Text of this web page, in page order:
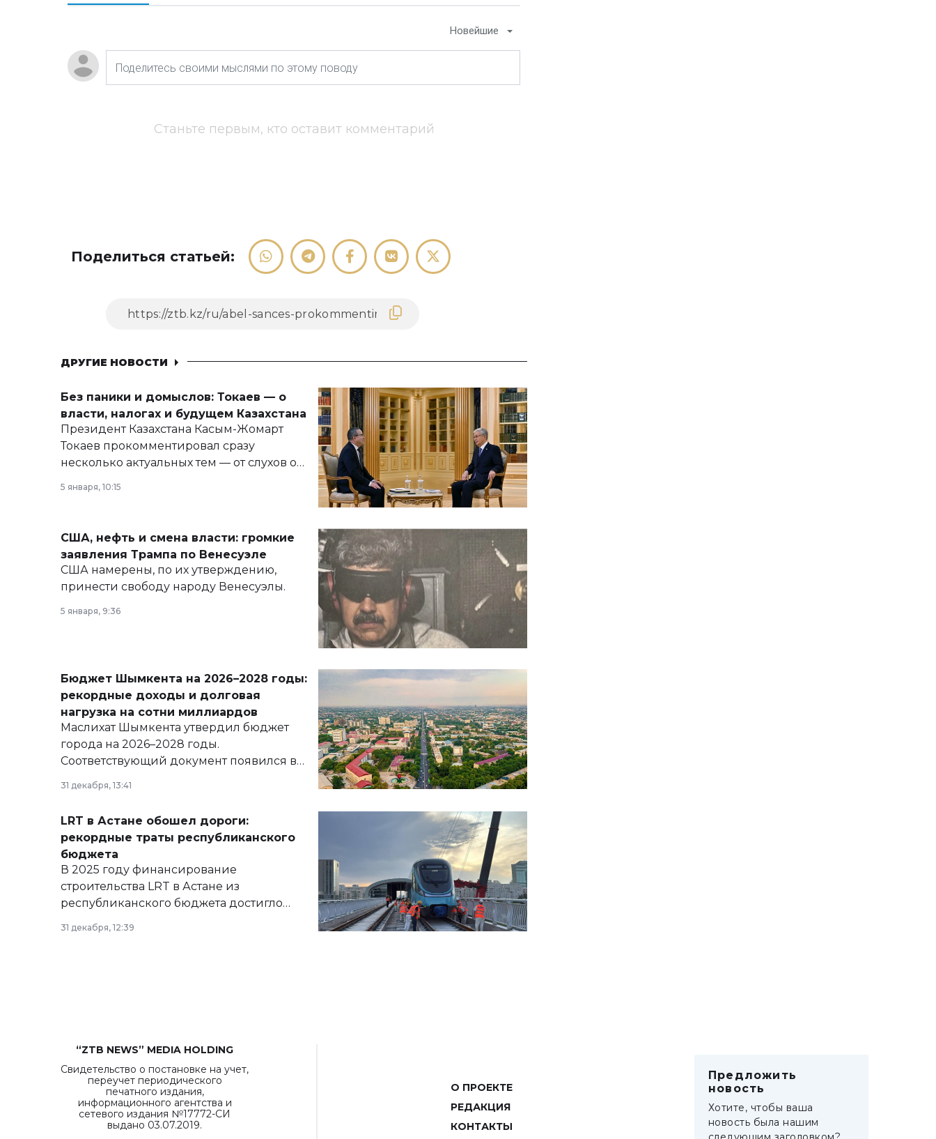
Новейшие
Станьте первым, кто оставит комментарий
Поделиться статьей:
ДРУГИЕ НОВОСТИ
Без паники и домыслов: Токаев — о
власти, налогах и будущем Казахстана
Президент Казахстана Касым-Жомарт
Токаев прокомментировал сразу
несколько актуальных тем — от слухов о
армии, экономики и личного здоровья.
5 января, 10:15
США, нефть и смена власти: громкие
заявления Трампа по Венесуэле
США намерены, по их утверждению,
принести свободу народу Венесуэлы.
5 января, 9:36
Бюджет Шымкента на 2026–2028 годы:
рекордные доходы и долговая
нагрузка на сотни миллиардов
Маслихат Шымкента утвердил бюджет
города на 2026–2028 годы.
Соответствующий документ появился в
базе нормативных правовых актов и на
сайте маслихат города.
31 декабря, 13:41
LRT в Астане обошел дороги:
рекордные траты республиканского
бюджета
В 2025 году финансирование
строительства LRT в Астане из
республиканского бюджета достигло
рекордных объемов.
31 декабря, 12:39
“ZTB NEWS” MEDIA HOLDING
Свидетельство о постановке на учет,
переучет периодического
печатного издания,
информационного агентства и
сетевого издания №17772-СИ
выдано 03.07.2019.
О ПРОЕКТЕ
РЕДАКЦИЯ
КОНТАКТЫ
Предложить
новость
Хотите, чтобы ваша
новость была нашим